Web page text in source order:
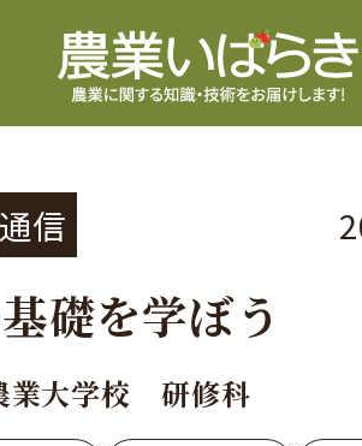
信
礎を学ぼう
業大学校 研修科